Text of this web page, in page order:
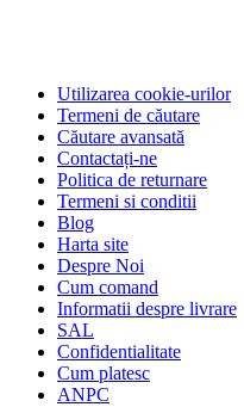
Utilizarea cookie-urilor
Termeni de căutare
Căutare avansată
Contactați-ne
Politica de returnare
Termeni si conditii
Blog
Harta site
Despre Noi
Cum comand
Informatii despre livrare
SAL
Confidentialitate
Cum platesc
ANPC